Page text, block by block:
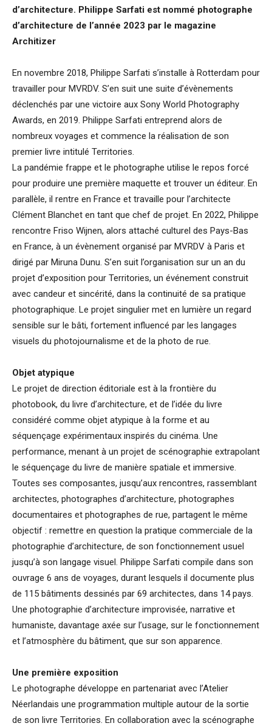
d’architecture. Philippe Sarfati est nommé photographe
d’architecture de l’année 2023 par le magazine
Architizer
En novembre 2018, Philippe Sarfati s’installe à Rotterdam pour
travailler pour MVRDV. S’en suit une suite d’évènements
déclenchés par une victoire aux Sony World Photography
Awards, en 2019. Philippe Sarfati entreprend alors de
nombreux voyages et commence la réalisation de son
premier livre intitulé Territories.
La pandémie frappe et le photographe utilise le repos forcé
pour produire une première maquette et trouver un éditeur. En
parallèle, il rentre en France et travaille pour l’architecte
Clément Blanchet en tant que chef de projet. En 2022, Philippe
rencontre Friso Wijnen, alors attaché culturel des Pays-Bas
en France, à un évènement organisé par MVRDV à Paris et
dirigé par Miruna Dunu. S’en suit l’organisation sur un an du
projet d’exposition pour Territories, un événement construit
avec candeur et sincérité, dans la continuité de sa pratique
photographique. Le projet singulier met en lumière un regard
sensible sur le bâti, fortement influencé par les langages
visuels du photojournalisme et de la photo de rue.
Objet atypique
Le projet de direction éditoriale est à la frontière du
photobook, du livre d’architecture, et de l’idée du livre
considéré comme objet atypique à la forme et au
séquençage expérimentaux inspirés du cinéma. Une
performance, menant à un projet de scénographie extrapolant
le séquençage du livre de manière spatiale et immersive.
Toutes ses composantes, jusqu’aux rencontres, rassemblant
architectes, photographes d’architecture, photographes
documentaires et photographes de rue, partagent le même
objectif : remettre en question la pratique commerciale de la
photographie d’architecture, de son fonctionnement usuel
jusqu’à son langage visuel. Philippe Sarfati compile dans son
ouvrage 6 ans de voyages, durant lesquels il documente plus
de 115 bâtiments dessinés par 69 architectes, dans 14 pays.
Une photographie d’architecture improvisée, narrative et
humaniste, davantage axée sur l’usage, sur le fonctionnement
et l’atmosphère du bâtiment, que sur son apparence.
Une première exposition
Le photographe développe en partenariat avec l’Atelier
Néerlandais une programmation multiple autour de la sortie
de son livre Territories. En collaboration avec la scénographe